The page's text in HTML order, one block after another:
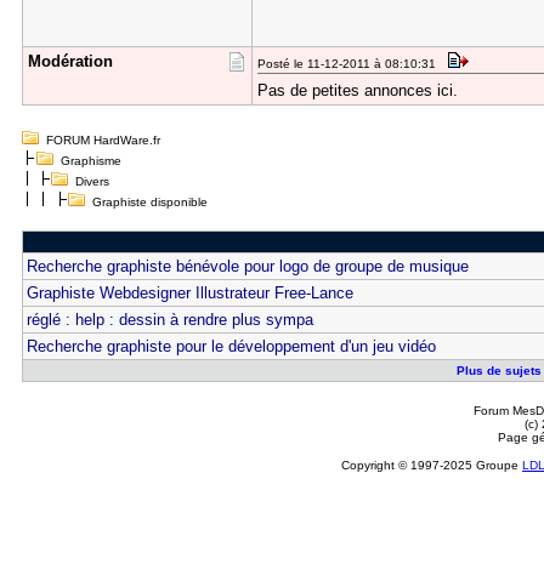
Modération Posté le 11-12-2011 à 08:10:31
Pas de petites annonces ici.
FORUM HardWare.fr
Graphisme
Divers
Graphiste disponible
Recherche graphiste bénévole pour logo de groupe de musique
Graphiste Webdesigner Illustrateur Free-Lance
réglé : help : dessin à rendre plus sympa
Recherche graphiste pour le développement d'un jeu vidéo
Plus de
Forum
(c)
Page
Copyright © 1997-2025 Groupe